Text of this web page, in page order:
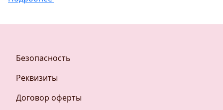
Безопасность
Реквизиты
Договор оферты